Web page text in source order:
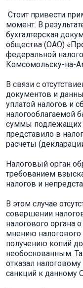
Стоит привести
момент. В
бухгалтерская
общества (ОАО)
федеральной
Комсомольску-на-
В связи с
документов и
уплатой налогов и
налогооблагаемой
суммы подлежащих
представило в
расчеты
Налоговый орган
требованием
налогов и
В этом случае
совершении
налогового органа
мнению налогового
получению копий
необоснованным.
отказал
санкций к данному